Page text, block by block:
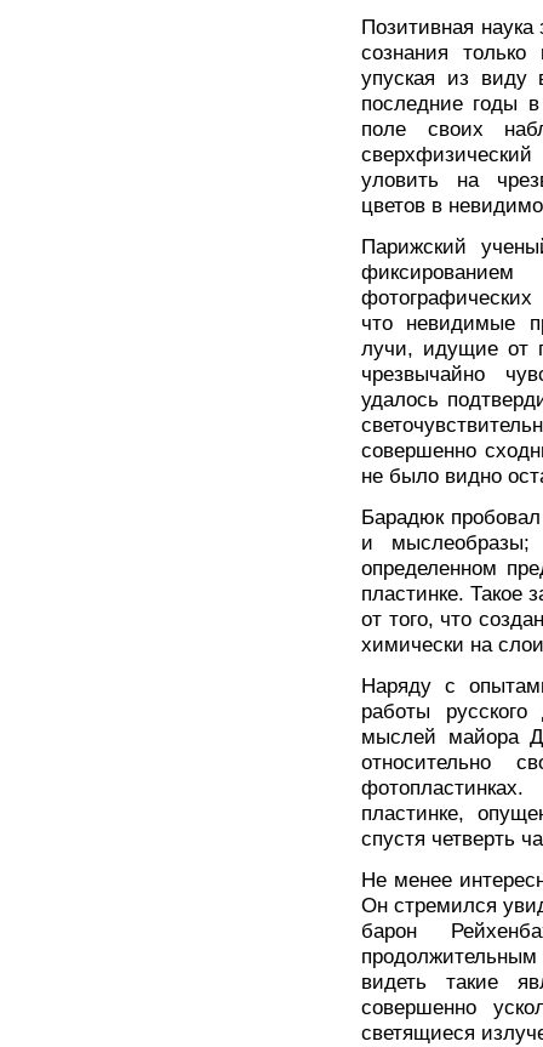
Позитивная
сознания
упуская из виду
последние годы
поле своих
уловить на
цветов в
Парижский
что невидимые
лучи, идущие от
чрезвычайно
удалось
совершенно
не было видно
Барадюк
и мыслеобразы;
определенном
пластинке. Такое
от того, что
химически на
Наряду с
работы
мыслей майора
относительно
пластинке,
спустя четверть
Не менее
Он стремился
барон
видеть такие
совершенно
светящиеся